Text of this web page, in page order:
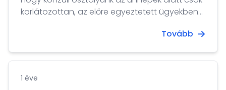
korlátozottan, az előre egyeztetett ügyekben
Ügyfélfogadásunk 2025. január 6-tól a
Ünnepeket és Boldog Új Évet kívánunk
Hága
Tovább
1 éve